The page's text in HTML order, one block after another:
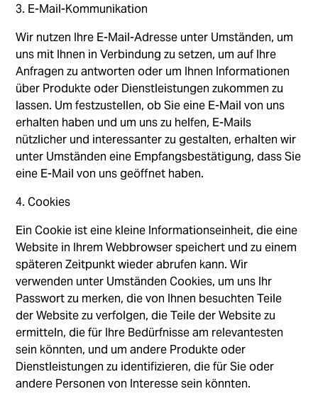
3. E-Mail-Kommunikation
Wir nutzen Ihre E-Mail-Adresse unter Umständen, um
uns mit Ihnen in Verbindung zu setzen, um auf Ihre
Anfragen zu antworten oder um Ihnen Informationen
über Produkte oder Dienstleistungen zukommen zu
lassen. Um festzustellen, ob Sie eine E-Mail von uns
erhalten haben und um uns zu helfen, E-Mails
nützlicher und interessanter zu gestalten, erhalten wir
unter Umständen eine Empfangsbestätigung, dass Sie
eine E-Mail von uns geöffnet haben.
4. Cookies
Ein Cookie ist eine kleine Informationseinheit, die eine
Website in Ihrem Webbrowser speichert und zu einem
späteren Zeitpunkt wieder abrufen kann. Wir
verwenden unter Umständen Cookies, um uns Ihr
Passwort zu merken, die von Ihnen besuchten Teile
der Website zu verfolgen, die Teile der Website zu
ermitteln, die für Ihre Bedürfnisse am relevantesten
sein könnten, und um andere Produkte oder
Dienstleistungen zu identifizieren, die für Sie oder
andere Personen von Interesse sein könnten.